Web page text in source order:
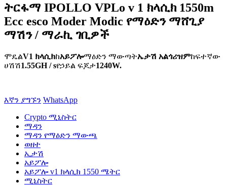
ትርፋማ IPOLLO VPLo v 1 ክላሲክ 1550m
Ecc esco Moder Modic የማዕድን ማሸጊያ
ማሽን / ማራኪ ገቢዎች
ሞዴልV1 ክላሲክከአይፖሎማዕድን ማውጣትኤታሽ አልጎሪዝምከፍተኛው
ሀሽሽ1.55GH / sየኃይል ፍጆታ1240W.
እኛን ያግኙን WhatsApp
Crypto ሚኒስትር
ማዳን
ማዳን የማዕድን ማውጫ
ወዘተ
ኢታሽ
አይፖሎ
አይፖሎ v1 ክላሲክ 1550 ሜትር
ሚኒስትር